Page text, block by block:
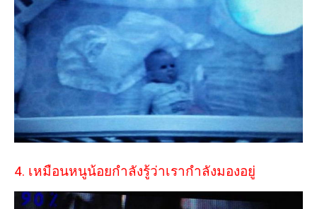
4. เหมือนหนูน้อยกำลังรู้ว่าเรากำลังมองอยู่